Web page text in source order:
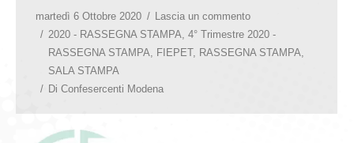
martedì 6 Ottobre 2020
Lascia un commento
2020 - RASSEGNA STAMPA, 4° Trimestre 2020 -
RASSEGNA STAMPA, FIEPET, RASSEGNA STAMPA,
SALA STAMPA
Di Confesercenti Modena